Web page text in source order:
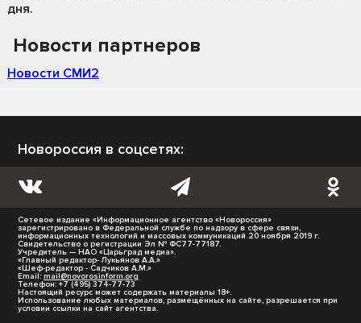
дня.
Новости партнеров
Новости СМИ2
Новороссия в соцсетях:
Сетевое издание «Информационное агентство «Новороссия»
зарегистрировано в Федеральной службе по надзору в сфере связи,
информационных технологий и массовых коммуникаций 20 ноября 2019 г.
Свидетельство о регистрации Эл № ФС77-77187.
Учредитель — НАО «Царьград медиа».
«Главный редактор- Лукьянов А.А.»
«Шеф-редактор - Садчиков А.М.»
Email: mail@novorosinform.org
Телефон: +7 (495) 374-77-73
Настоящий ресурс может содержать материалы 18+.
Использование любых материалов, размещённых на сайте, разрешается при
условии ссылки на сайт агентства.